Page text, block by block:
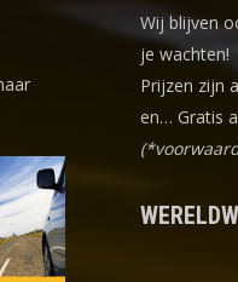
Wij blijven
je wachten!
Prijzen zijn
en… Gratis